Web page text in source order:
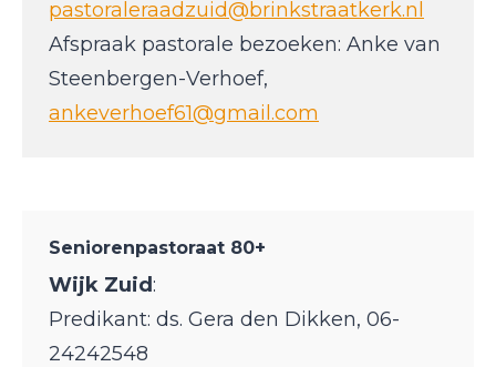
pastoraleraadzuid@brinkstraatkerk.nl
Afspraak pastorale bezoeken: Anke van
Steenbergen-Verhoef,
ankeverhoef61@gmail.com
Seniorenpastoraat 80+
Wijk Zuid :
Predikant: ds. Gera den Dikken, 06-
24242548